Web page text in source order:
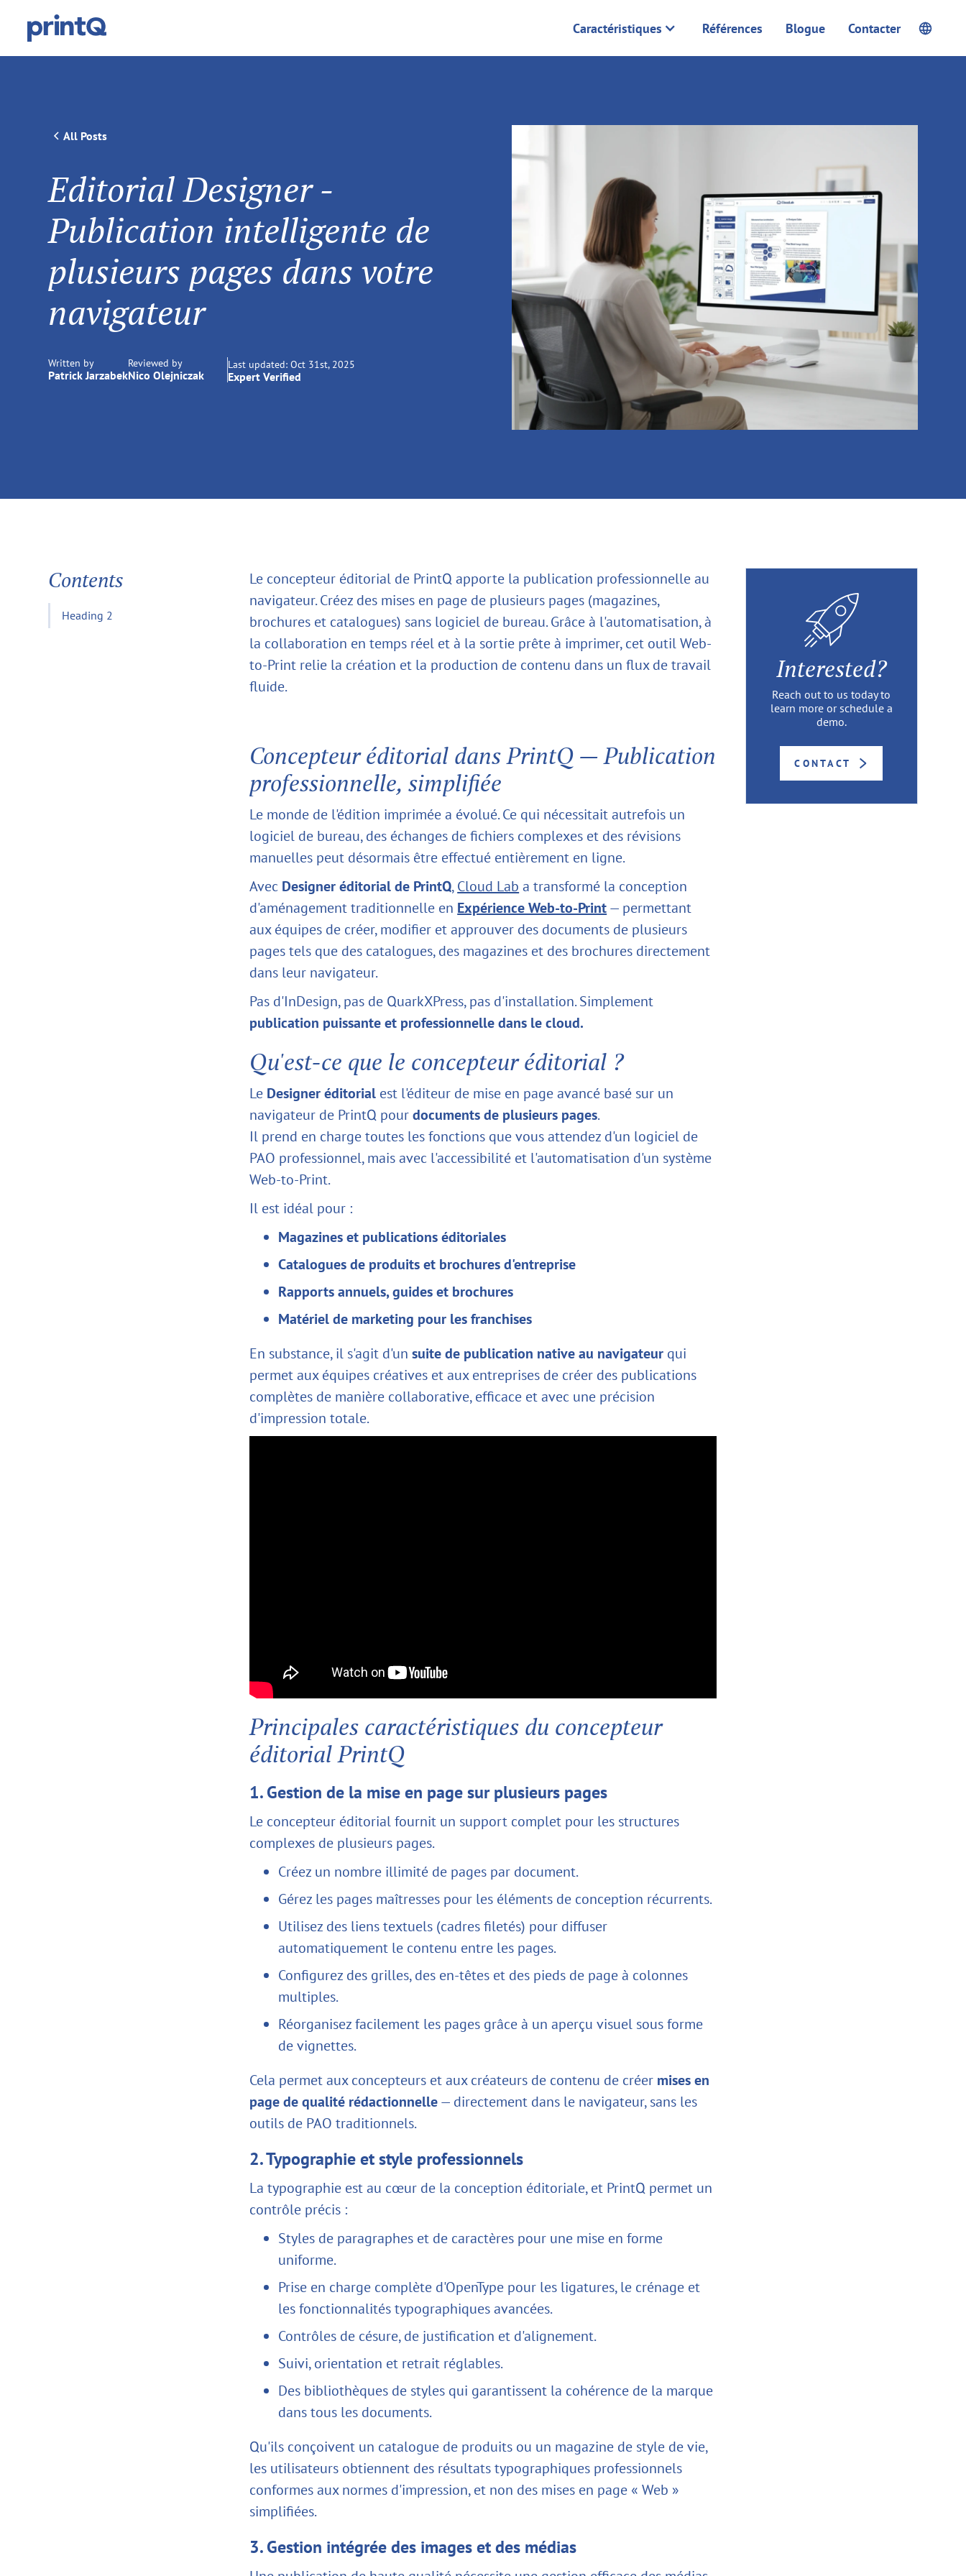
Caractéristiques Références Blogue Contacter
All Posts
Editorial Designer -
Publication intelligente de
plusieurs pages dans votre
navigateur
Written by
Patrick Jarzabek
Reviewed by
Nico Olejniczak
Last updated: Oct 31st, 2025
Expert Verified
Contents
Heading 2
Le concepteur éditorial de PrintQ apporte la publication professionnelle au
navigateur. Créez des mises en page de plusieurs pages (magazines,
brochures et catalogues) sans logiciel de bureau. Grâce à l'automatisation, à
la collaboration en temps réel et à la sortie prête à imprimer, cet outil Web-
to-Print relie la création et la production de contenu dans un flux de travail
fluide.
Concepteur éditorial dans PrintQ — Publication
professionnelle, simplifiée
Le monde de l'édition imprimée a évolué. Ce qui nécessitait autrefois un
logiciel de bureau, des échanges de fichiers complexes et des révisions
manuelles peut désormais être effectué entièrement en ligne.
Avec Designer éditorial de PrintQ,Cloud Lab a transformé la conception
d'aménagement traditionnelle en Expérience Web-to-Print— permettant
aux équipes de créer, modifier et approuver des documents de plusieurs
pages tels que des catalogues, des magazines et des brochures directement
dans leur navigateur.
Pas d'InDesign, pas de QuarkXPress, pas d'installation. Simplement
publication puissante et professionnelle dans le cloud.
Qu'est-ce que le concepteur éditorial ?
Le Designer éditorial est l'éditeur de mise en page avancé basé sur un
navigateur de PrintQ pourdocuments de plusieurs pages.
Il prend en charge toutes les fonctions que vous attendez d'un logiciel de
PAO professionnel, mais avec l'accessibilité et l'automatisation d'un système
Web-to-Print.
Il est idéal pour :
Magazines et publications éditoriales
Catalogues de produits et brochures d'entreprise
Rapports annuels, guides et brochures
Matériel de marketing pour les franchises
En substance, il s'agit d'unsuite de publication native au navigateur qui
permet aux équipes créatives et aux entreprises de créer des publications
complètes de manière collaborative, efficace et avec une précision
d'impression totale.
Principales caractéristiques du concepteur
éditorial PrintQ
1. Gestion de la mise en page sur plusieurs pages
Le concepteur éditorial fournit un support complet pour les structures
complexes de plusieurs pages.
Créez un nombre illimité de pages par document.
Gérez les pages maîtresses pour les éléments de conception récurrents.
Utilisez des liens textuels (cadres filetés) pour diffuser
automatiquement le contenu entre les pages.
Configurez des grilles, des en-têtes et des pieds de page à colonnes
multiples.
Réorganisez facilement les pages grâce à un aperçu visuel sous forme
de vignettes.
Cela permet aux concepteurs et aux créateurs de contenu de créer mises en
page de qualité rédactionnelle— directement dans le navigateur, sans les
outils de PAO traditionnels.
2. Typographie et style professionnels
La typographie est au cœur de la conception éditoriale, et PrintQ permet un
contrôle précis :
Styles de paragraphes et de caractères pour une mise en forme
uniforme.
Prise en charge complète d'OpenType pour les ligatures, le crénage et
les fonctionnalités typographiques avancées.
Contrôles de césure, de justification et d'alignement.
Suivi, orientation et retrait réglables.
Des bibliothèques de styles qui garantissent la cohérence de la marque
dans tous les documents.
Qu'ils conçoivent un catalogue de produits ou un magazine de style de vie,
les utilisateurs obtiennent des résultats typographiques professionnels
conformes aux normes d'impression, et non des mises en page « Web »
simplifiées.
3. Gestion intégrée des images et des médias
Interested?
Reach out to us today to
learn more or schedule a
demo.
CONTACT